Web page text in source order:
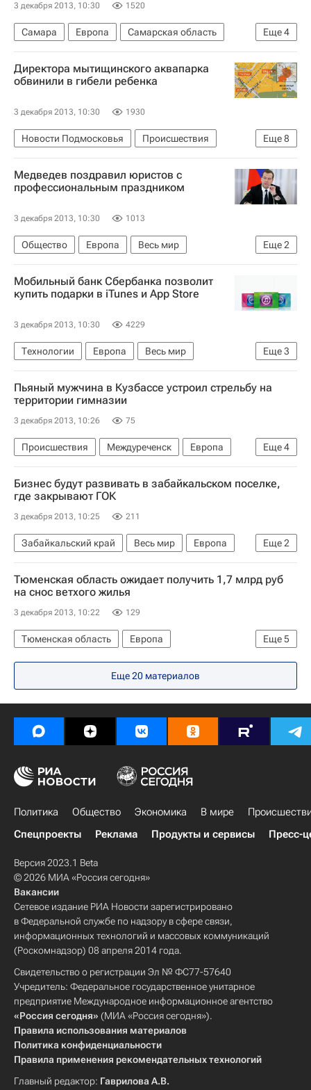
3 декабря 2013, 10:30 1520
Еще4
Самара Европа
Самарская область
Весь мир
Приволжский ФО
Россия (шоколадная фабрика)
Россия
Директора мытищинского аквапарка
обвинили в гибели ребенка
3 декабря 2013, 10:30 1930
Еще8
Новости Подмосковья
Происшествия
Мытищи
Центральный ФО
Весь мир
Европа
Московская область (Подмосковье)
Следственный комитет России (СК РФ)
Россия
Медведев поздравил юристов с
профессиональным праздником
3 декабря 2013, 10:30 1013
Еще2
Общество Европа
Весь мир
Дмитрий Медведев
Россия
Мобильный банк Сбербанка позволит
купить подарки в iTunes и App Store
3 декабря 2013, 10:30 4229
Еще3
Технологии Европа
Весь мир
Сбербанк России
iTunes Россия
Пьяный мужчина в Кузбассе устроил стрельбу на
территории гимназии
3 декабря 2013, 10:26 75
Еще4
Происшествия Междуреченск
Европа
Сибирский ФО
Весь мир
Кемеровская область
Россия
Бизнес будут развивать в забайкальском поселке,
где закрывают ГОК
3 декабря 2013, 10:25 211
Еще2
Забайкальский край Весь мир
Европа
Сибирский ФО
Россия
Тюменская область ожидает получить 1,7 млрд руб
на снос ветхого жилья
3 декабря 2013, 10:22 129
Еще5
Тюменская область
Европа
Уральский ФО
Весь мир
Фонд ЖКХ Россия
Еще 20 материалов
Политика Общество Экономика В мире
Спецпроекты
Реклама Продукты и сервисы Пресс-
Версия 2023.1 Beta
© 2026 МИА «Россия сегодня»
Вакансии
Сетевое издание РИА Новости зарегистрировано
в Федеральной службе по надзору в сфере связи,
информационных технологий и массовых коммуникаций
(Роскомнадзор) 08 апреля 2014 года.
Свидетельство о регистрации Эл № ФС77-57640
Учредитель: Федеральное государственное унитарное
предприятие Международное информационное агентство
«Россия сегодня» (МИА «Россия сегодня»).
Правила использования материалов
Политика конфиденциальности
Правила применения рекомендательных технологий
Главный редактор: Гаврилова А.В.